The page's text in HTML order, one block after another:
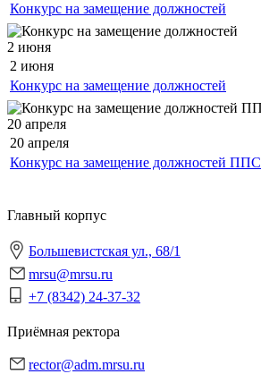
Конкурс на замещение должностей
2 июня
2 июня
Конкурс на замещение должностей
20 апреля
20 апреля
Конкурс на замещение должностей ППС
Главный корпус
Большевистская ул., 68/1
mrsu@mrsu.ru
+7 (8342) 24-37-32
Приёмная ректора
rector@adm.mrsu.ru